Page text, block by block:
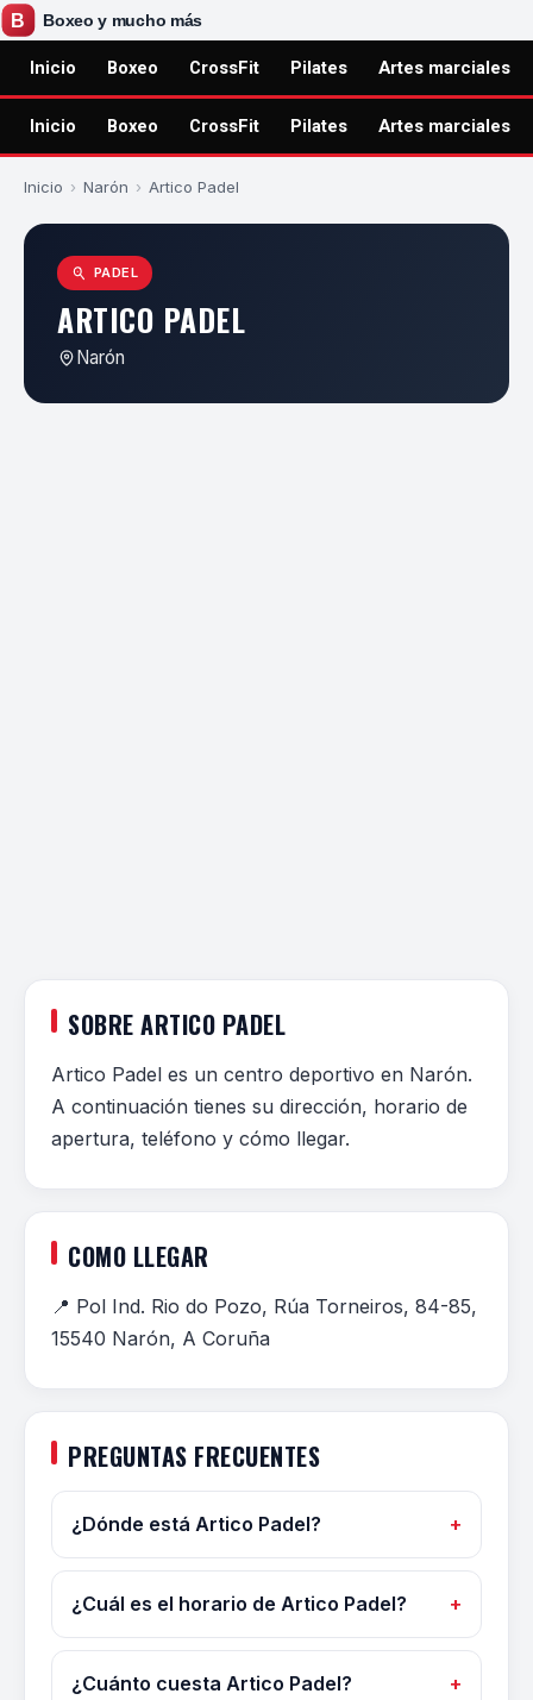
Inicio Boxeo CrossFit Pilates Artes marciales
Inicio Boxeo CrossFit Pilates Artes marciales
Inicio › Narón › Artico Padel
PADEL
ARTICO PADEL
Narón
SOBRE ARTICO PADEL
Artico Padel es un centro deportivo en Narón.
A continuación tienes su dirección, horario de
apertura, teléfono y cómo llegar.
COMO LLEGAR
📍 Pol Ind. Rio do Pozo, Rúa Torneiros, 84-85,
15540 Narón, A Coruña
PREGUNTAS FRECUENTES
¿Dónde está Artico Padel?
¿Cuál es el horario de Artico Padel?
¿Cuánto cuesta Artico Padel?